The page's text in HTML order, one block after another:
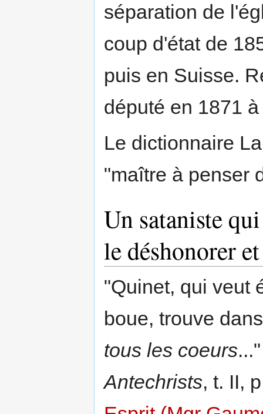
séparation de
coup d'état de
puis en Suisse.
député en 1871
Le dictionnaire
"maître à penser
Un sataniste
le déshonorer
"Quinet, qui veut
boue, trouve
tous les coeurs
Antechrists, t. II,